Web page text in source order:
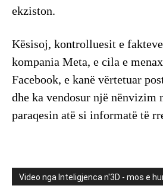
ekziston.
Kësisoj, kontrolluesit e
kompania Meta, e cila e
Facebook, e kanë vërtetuar
dhe ka vendosur një nënvizim
paraqesin atë si informatë të
Video nga Inteligjenca n'3D - mos e